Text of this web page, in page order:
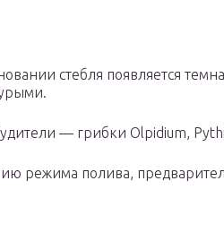
стебля появляется
— грибки Olpidium,
режима полива,